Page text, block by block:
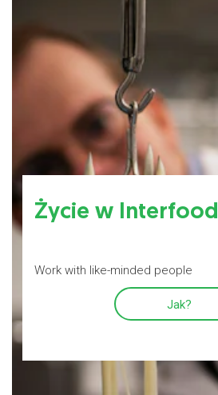
Życie w Interfood
Work with like-minded people
Jak?